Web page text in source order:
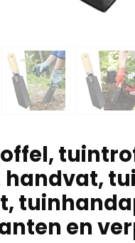
handvat,
en